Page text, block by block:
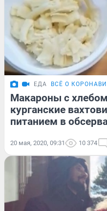
ЕДА ВСЁ О
Макароны с
курганские
питанием в
20 мая, 2020, 09:31 10 374